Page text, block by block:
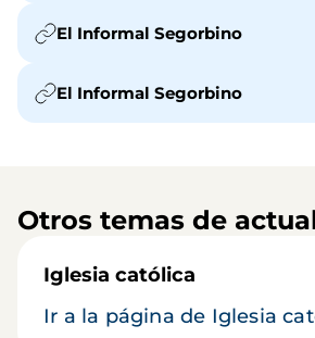
El Informal Segorbino
El Informal Segorbino
Otros temas de
Iglesia católica
Ir a la página de Iglesia